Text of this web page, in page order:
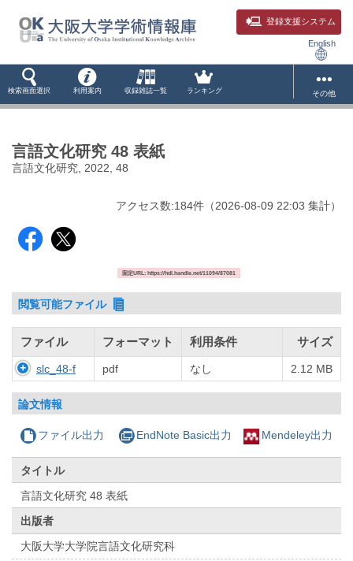
登録支援システム
English
検索画面選択 利用案内 収録雑誌一覧 ランキング その他
言語文化研究 48 表紙
言語文化研究, 2022, 48
アクセス数:184件 （2026-08-09 22:03 集計）
固定URL: https://hdl.handle.net/11094/87081
閲覧可能ファイル
ファイル フォーマット 利用条件 サイズ
slc_48-f pdf なし 2.12 MB
論文情報
ファイル出力 EndNote Basic出力 Mendeley出力
タイトル
言語文化研究 48 表紙
出版者
大阪大学大学院言語文化研究科